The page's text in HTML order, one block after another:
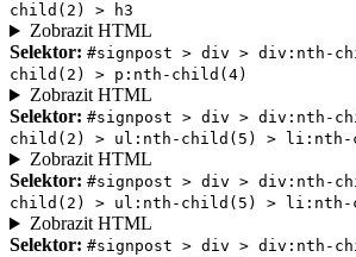
child(2) > h3
Zobrazit HTML
Selektor: #signpost > div > div:nth-
child(2) > p:nth-child(4)
Zobrazit HTML
Selektor: #signpost > div > div:nth-
child(2) > ul:nth-child(5) > li:nth-
Zobrazit HTML
Selektor: #signpost > div > div:nth-
child(2) > ul:nth-child(5) > li:nth-
Zobrazit HTML
Selektor: #signpost > div > div:nth-